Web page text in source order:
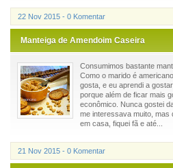
22 Nov 2015 - 0 Komentar
Manteiga de Amendoim Caseira
Consumimos bastante
Como o marido é
gosta, e eu aprendi a
porque além de ficar mais
econômico. Nunca gostei
me interessava muito, mas
em casa, fiquei fã e até...
21 Nov 2015 - 0 Komentar